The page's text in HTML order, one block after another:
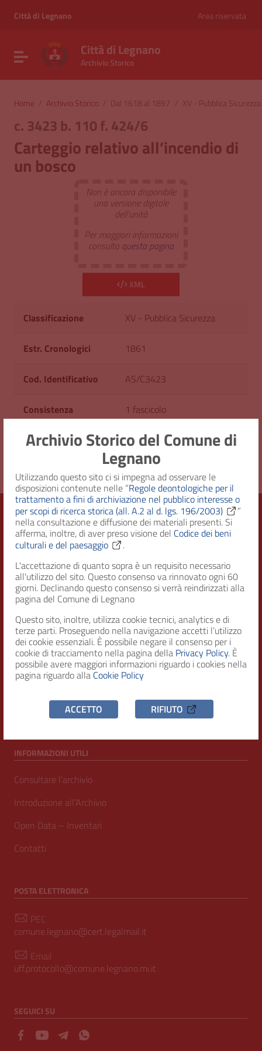
Archivio Storico del Comune di
Legnano
Utilizzando questo sito ci si impegna ad osservare le
disposizioni contenute nelle “Regole deontologiche per il
trattamento a fini di archiviazione nel pubblico interesse o
per scopi di ricerca storica (all. A.2 al d. lgs. 196/2003)
”
nella consultazione e diffusione dei materiali presenti. Si
afferma, inoltre, di aver preso visione del Codice dei beni
culturali e del paesaggio
.
L'accettazione di quanto sopra è un requisito necessario
all'utilizzo del sito. Questo consenso va rinnovato ogni 60
giorni. Declinando questo consenso si verrà reindirizzati alla
pagina del Comune di Legnano
Questo sito, inoltre, utilizza cookie tecnici, analytics e di
terze parti. Proseguendo nella navigazione accetti l’utilizzo
dei cookie essenziali. È possibile negare il consenso per i
cookie di tracciamento nella pagina della Privacy Policy. È
possibile avere maggiori informazioni riguardo i cookies nella
pagina riguardo alla Cookie Policy
ACCETTO RIFIUTO
Vai al menu di navigazione
Città di Legnano Area riservata
Attiva / disattiva la navigazione
Città di Legnano
Archivio Storico
Home / Archivio Storico / Dal 1618 al 1897 / XV - Pubblica Sicurezza
c. 3423 b. 110 f. 424/6
Carteggio relativo all’incendio di
un bosco
Non è ancora disponibile
una versione digitale
dell'unità
Per maggiori informazioni
consulta questa pagina
XML
Classificazione XV - Pubblica Sicurezza
Estr. Cronologici 1861
Cod. Identificativo AS/C3423
Consistenza 1 fascicolo
Diritto d'accesso Uso pubblico
Città di Legnano – Archivio Storico
RECAPITI
Indirizzo
Piazza San Magno 9
20025, Legnano (MI)
Telefono
(+39) 0331471111
C.F. / P.IVA
00807960158
INFORMAZIONI UTILI
Consultare l’archivio
Introduzione all’Archivio
Open Data – Inventari
Contatti
POSTA ELETTRONICA
PEC
comune.legnano@cert.legalmail.it
Email
uff.protocollo@comune.legnano.mi.it
SEGUICI SU